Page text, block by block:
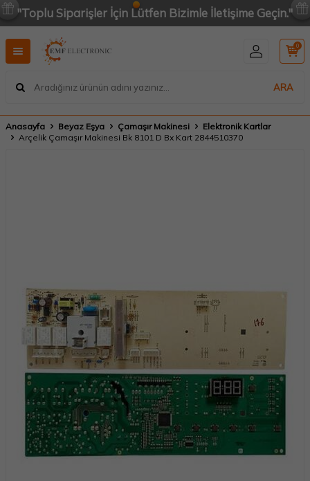
"Toplu Siparişler İçin Lütfen Bizimle İletişime Geçin."
ARA
0
Anasayfa Beyaz Eşya Çamaşır Makinesi
Elektronik Kartlar
Arçelik Çamaşır Makinesi Bk 8101 D Bx Kart 2844510370